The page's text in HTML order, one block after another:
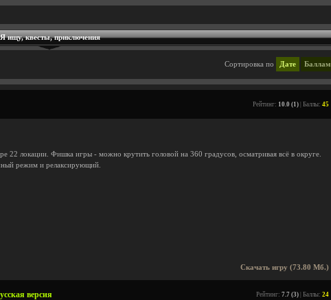
Я ищу, квесты, приключения
Сортировка по Дате Баллам
Рейтинг: 10.0 (1) | Баллы: 45
22 локации. Фишка игры - можно крутить головой на 360 градусов, осматривая всё в округе.
режим и релаксирующий.
Скачать игру (73.80 Мб.)
версия Рейтинг: 7.7 (3) | Баллы: 24